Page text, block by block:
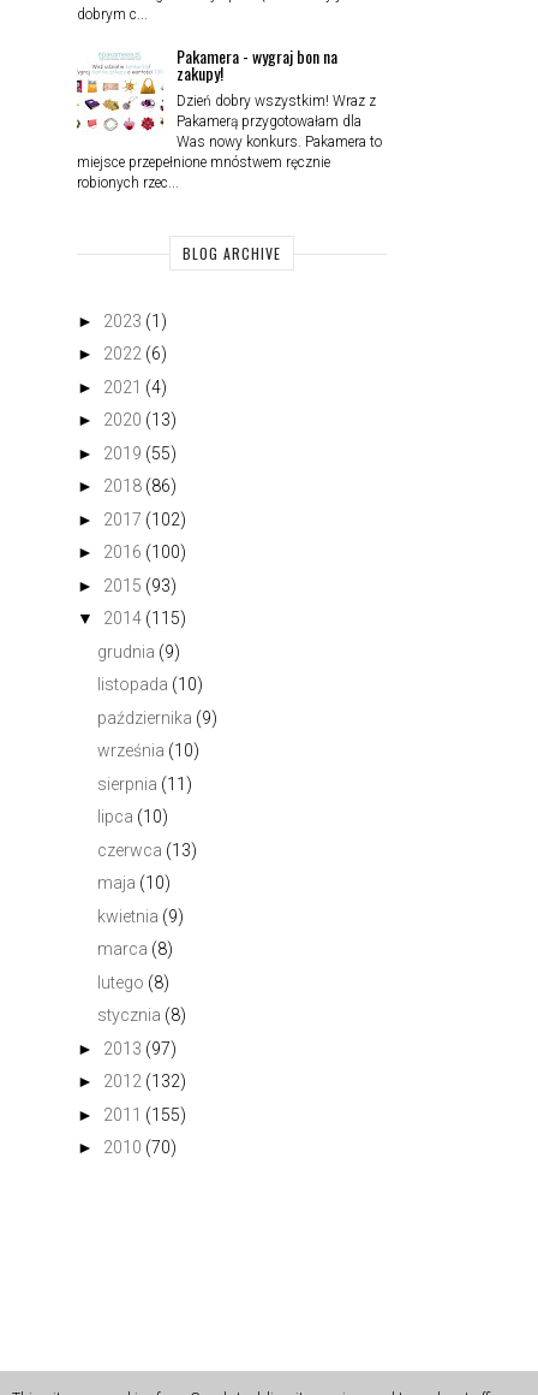
dobrym c...
Pakamera - wygraj bon na
zakupy!
Dzień dobry wszystkim! Wraz z
Pakamerą przygotowałam dla
Was nowy konkurs. Pakamera to
miejsce przepełnione mnóstwem ręcznie
robionych rzec...
BLOG ARCHIVE
► 2023 (1)
► 2022 (6)
► 2021 (4)
► 2020 (13)
► 2019 (55)
► 2018 (86)
► 2017 (102)
► 2016 (100)
► 2015 (93)
▼
2014 (115)
grudnia (9)
listopada (10)
października (9)
września (10)
sierpnia (11)
lipca (10)
czerwca (13)
maja (10)
kwietnia (9)
marca (8)
lutego (8)
stycznia (8)
► 2013 (97)
► 2012 (132)
► 2011 (155)
► 2010 (70)